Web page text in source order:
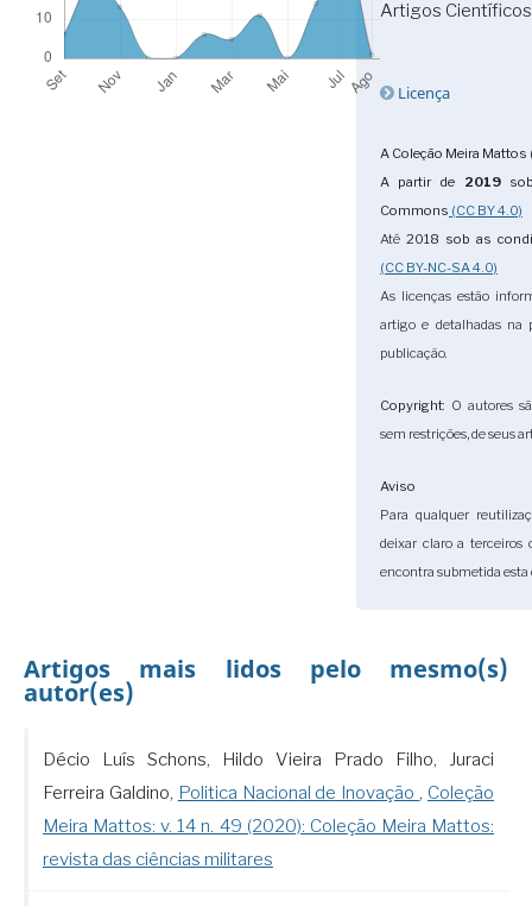
Artigos Científicos
Licença
A Coleção Meira Mattos
A partir de 2019sob
Commons (CC BY 4.0)
Até 2018 sob as
(CC BY-NC-SA 4.0)
As licenças estão
artigo e detalhadas na
publicação.
Copyright: O autores
sem restrições, de seus
Aviso
Para qualquer
deixar claro a terceiros
encontra submetida esta
Artigos mais lidos pelo mesmo(s)
autor(es)
Décio Luís Schons, Hildo Vieira Prado Filho, Juraci
Ferreira Galdino, Politica Nacional de Inovação , Coleção
Meira Mattos: v. 14 n. 49 (2020): Coleção Meira Mattos:
revista das ciências militares